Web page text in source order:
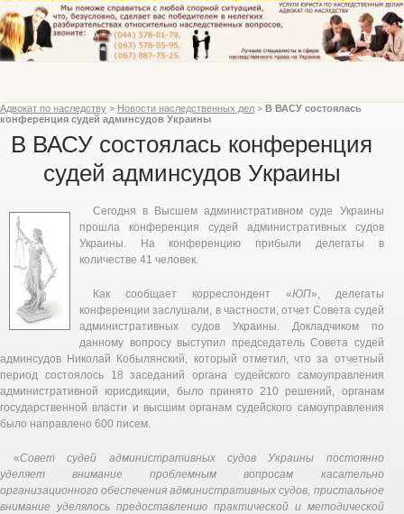
Адвокат по наследству > Новости наследственных дел > В ВАСУ состоялась
конференция судей админсудов Украины
В ВАСУ состоялась конференция
судей админсудов Украины
Сегодня в Высшем административном суде Украины
прошла конференция судей административных судов
Украины. На конференцию прибыли делегаты в
количестве 41 человек.
Как сообщает корреспондент «ЮП», делегаты
конференции заслушали, в частности, отчет Совета судей
административных судов Украины. Докладчиком по
данному вопросу выступил председатель Совета судей
админсудов Николай Кобылянский, который отметил, что за отчетный
период состоялось 18 заседаний органа судейского самоуправления
административной юрисдикции, было принято 210 решений, органам
государственной власти и высшим органам судейского самоуправления
было направлено 600 писем.
«Совет судей административных судов Украины постоянно
уделяет внимание проблемным вопросам касательно
организационного обеспечения административных судов, пристальное
внимание уделялось предоставлению практической и методической